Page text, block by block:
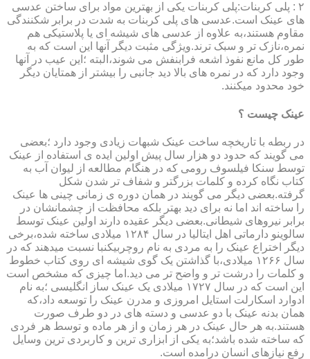
۲ : پلی کربنات:پلی کربنات یکی از بهترین مواد برای ساختن عدسی
های عینک است.عدسی های پلی کربنات به شدت در برابر شکنندگی
مقاوم هستند،به علاوه از عدسی های شیشه ای یا پلاستیکی هم
نمره،نازک تر و سبک ترند.ویژگی مثبت دیگر آنها این است که به
طور کل مانع نفوذ اشعه فرابنفش می شوند،البته ؛این عیب در آنها
وجود دارد که در نمره های بالا دید جانبی را بیشتر از همتایان دیگر
خود محدود میکنند.
عینک چیست ؟
در ربطه با تاریخچه ساخت عینک شبهات زیادی وجود دارد ؛بعضی
می گویند که حدود دو هزار سال پیش اولین ایده ی استفاده از عینک
توسط سنکا فیلسوف رومی که در هنگام مطالعه از لیوان آب به
کتاب نگاه کرده و کلمات بزرگتر و شفاف تر شدن شکل
گرفته.بعضی دیگر می گویند در همان دوره ی زمانی چینی ها عینک
را ساخته اند اما نه برای دید بهتر بلکه محافظت از چشمانشان در
برابر نیروهای شیطانی.بعضی دیگر عقیده دارند اولین عینک توسط
سالوینو دارماتی اهل ایتالیا در سال ۱۲۸۴ میلادی ساخته شده،برخی
دیگر اختراع عینک را به مردی به نام روچربیکنبا نسبت میدهند که در
سال ۱۲۶۶ میلادی،با گذاشتن یک گوی شیشه ای روی کتاب خطوط
و کلمات را درشت تر و واضح تر می دید.اما چیزی که مشخص است
این است که در سال ۱۷۲۷ میلادی یک عینک ساز انگلیسی ؛به نام
ادوارد اسکارلت استایل امروزی و مدرن عینک را توسعه داد،که
همان بدنه عینک با دو عدسی و دسته های در دو طرف صورت
هستند.به هر حال عینک در هر زمان و از هر ماده و توسط هر فردی
که ساخته شده باشد؛به یکی از ابزاری ترین و کاربردی ترین وسایل
رفع نیازهای انسان درامده است.